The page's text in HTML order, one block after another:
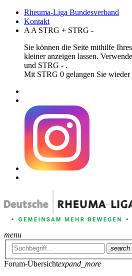
Rheuma-Liga Bundesverband
Kontakt
A A STRG + STRG -
Sie können die Seite mithilfe
kleiner anzeigen lassen.
und STRG - .
Mit STRG 0 gelangen Sie wieder
menu
search
Forum-Übersichtexpand_more